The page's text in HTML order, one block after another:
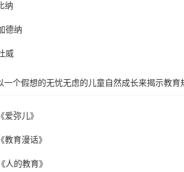
纳
德纳
威
一个假想的无忧无虑的儿童自然成长来揭示教育
爱弥儿》
教育漫话》
人的教育》